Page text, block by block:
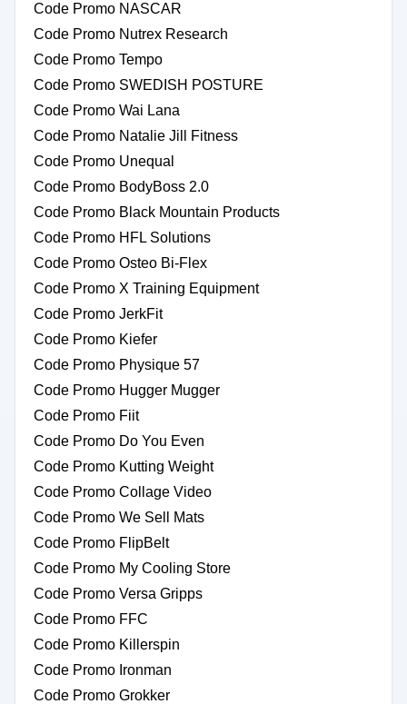
Code Promo NASCAR
Code Promo Nutrex Research
Code Promo Tempo
Code Promo SWEDISH POSTURE
Code Promo Wai Lana
Code Promo Natalie Jill Fitness
Code Promo Unequal
Code Promo BodyBoss 2.0
Code Promo Black Mountain Products
Code Promo HFL Solutions
Code Promo Osteo Bi-Flex
Code Promo X Training Equipment
Code Promo JerkFit
Code Promo Kiefer
Code Promo Physique 57
Code Promo Hugger Mugger
Code Promo Fiit
Code Promo Do You Even
Code Promo Kutting Weight
Code Promo Collage Video
Code Promo We Sell Mats
Code Promo FlipBelt
Code Promo My Cooling Store
Code Promo Versa Gripps
Code Promo FFC
Code Promo Killerspin
Code Promo Ironman
Code Promo Grokker